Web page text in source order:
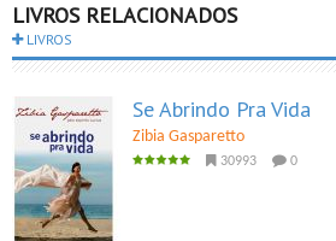
LIVROS RELACIONADOS
LIVROS
Se Abrindo Pra Vida
Zibia Gasparetto
30993 0